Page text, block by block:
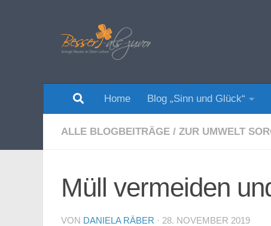
Home Blog „Sinn und Glück“
ALLE BLOGBEITRÄGE / ZUR UMWELT
Müll vermeiden
VON DANIELA RÄBER · 28. NOVEMBER 2019